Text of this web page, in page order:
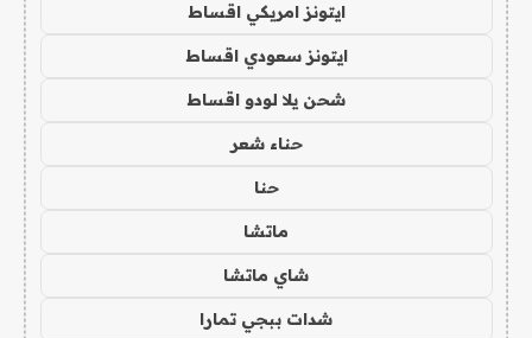
ايتونز امريكي اقساط
ايتونز سعودي اقساط
شحن يلا لودو اقساط
حناء شعر
حنا
ماتشا
شاي ماتشا
شدات ببجي تمارا